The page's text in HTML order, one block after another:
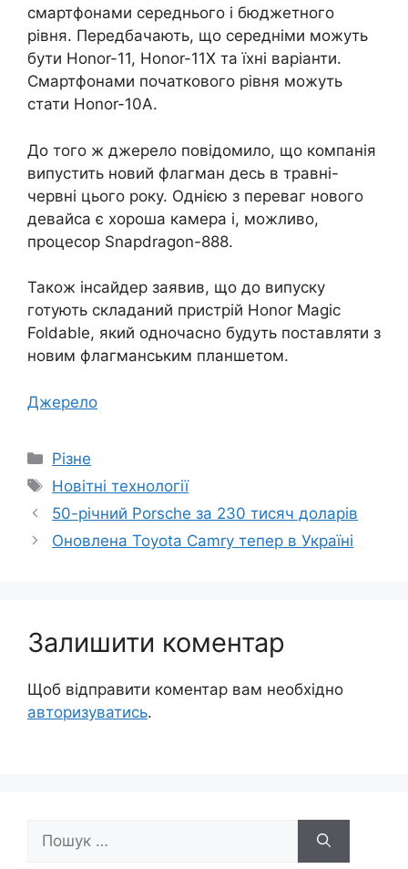
смартфонами середнього і бюджетного
рівня. Передбачають, що середніми можуть
бути Honor-11, Honor-11X та їхні варіанти.
Смартфонами початкового рівня можуть
стати Honor-10A.
До того ж джерело повідомило, що компанія
випустить новий флагман десь в травні-
червні цього року. Однією з переваг нового
девайса є хороша камера і, можливо,
процесор Snapdragon-888.
Також інсайдер заявив, що до випуску
готують складаний пристрій Honor Magic
Foldable, який одночасно будуть поставляти з
новим флагманським планшетом.
Джерело
Категорії
Різне
Позначки
Новітні технології
50-річний Porsche за 230 тисяч доларів
Оновлена Toyota Camry тепер в Україні
Залишити коментар
Щоб відправити коментар вам необхідно
авторизуватись.
Пошук: